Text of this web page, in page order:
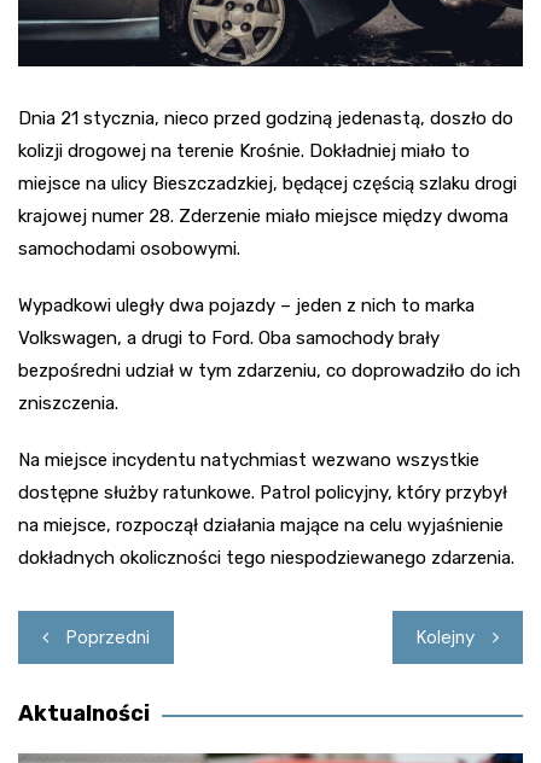
Dnia 21 stycznia, nieco przed godziną jedenastą, doszło do
kolizji drogowej na terenie Krośnie. Dokładniej miało to
miejsce na ulicy Bieszczadzkiej, będącej częścią szlaku drogi
krajowej numer 28. Zderzenie miało miejsce między dwoma
samochodami osobowymi.
Wypadkowi uległy dwa pojazdy – jeden z nich to marka
Volkswagen, a drugi to Ford. Oba samochody brały
bezpośredni udział w tym zdarzeniu, co doprowadziło do ich
zniszczenia.
Na miejsce incydentu natychmiast wezwano wszystkie
dostępne służby ratunkowe. Patrol policyjny, który przybył
na miejsce, rozpoczął działania mające na celu wyjaśnienie
dokładnych okoliczności tego niespodziewanego zdarzenia.
Nawigacja
wpisu
Poprzedni Kolejny
Aktualności